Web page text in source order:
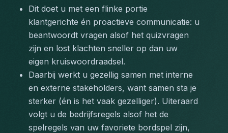
Dit doet u met een flinke portie
klantgerichte én proactieve communicatie: u
beantwoordt vragen alsof het quizvragen
zijn en lost klachten sneller op dan uw
eigen kruiswoordraadsel.
Daarbij werkt u gezellig samen met interne
en externe stakeholders, want samen sta je
sterker (én is het vaak gezelliger). Uiteraard
volgt u de bedrijfsregels alsof het de
spelregels van uw favoriete bordspel zijn,